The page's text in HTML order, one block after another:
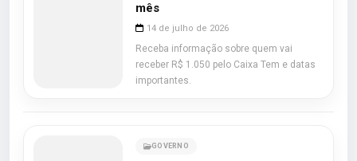
mês
14 de julho de 2026
Receba informação sobre quem vai
receber R$ 1.050 pelo Caixa Tem e datas
importantes.
GOVERNO